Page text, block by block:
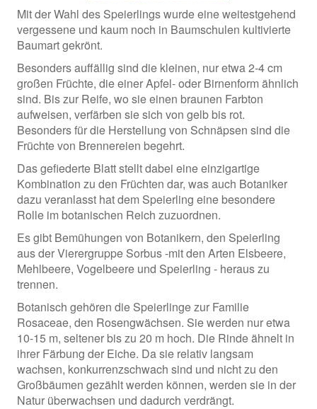
Mit der Wahl des Speierlings wurde eine weitestgehend
vergessene und kaum noch in Baumschulen kultivierte
Baumart gekrönt.
Besonders auffällig sind die kleinen, nur etwa 2-4 cm
großen Früchte, die einer Apfel- oder Birnenform ähnlich
sind. Bis zur Reife, wo sie einen braunen Farbton
aufweisen, verfärben sie sich von gelb bis rot.
Besonders für die Herstellung von Schnäpsen sind die
Früchte von Brennereien begehrt.
Das gefiederte Blatt stellt dabei eine einzigartige
Kombination zu den Früchten dar, was auch Botaniker
dazu veranlasst hat dem Speierling eine besondere
Rolle im botanischen Reich zuzuordnen.
Es gibt Bemühungen von Botanikern, den Speierling
aus der Vierergruppe Sorbus -mit den Arten Elsbeere,
Mehlbeere, Vogelbeere und Speierling - heraus zu
trennen.
Botanisch gehören die Speierlinge zur Familie
Rosaceae, den Rosengwächsen. Sie werden nur etwa
10-15 m, seltener bis zu 20 m hoch. Die Rinde ähnelt in
ihrer Färbung der Eiche. Da sie relativ langsam
wachsen, konkurrenzschwach sind und nicht zu den
Großbäumen gezählt werden können, werden sie in der
Natur überwachsen und dadurch verdrängt.